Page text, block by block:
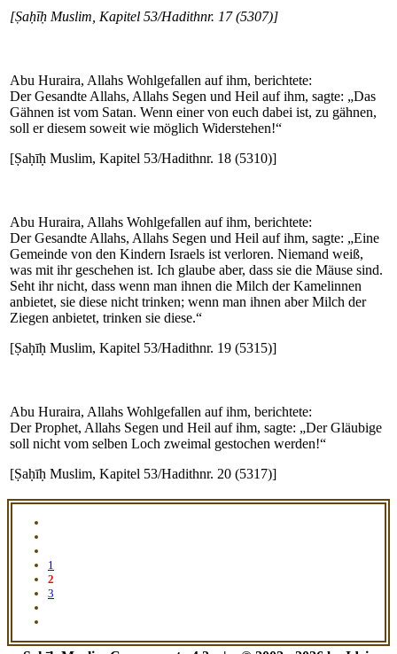
[Ṣaḥīḥ Muslim, Kapitel 53/Hadithnr. 17 (5307)]
Abu Huraira, Allahs Wohlgefallen auf ihm, berichtete:
Der Gesandte Allahs, Allahs Segen und Heil auf ihm, sagte: „Das
Gähnen ist vom Satan. Wenn einer von euch dabei ist, zu gähnen,
soll er diesem soweit wie möglich Widerstehen!“
[Ṣaḥīḥ Muslim, Kapitel 53/Hadithnr. 18 (5310)]
Abu Huraira, Allahs Wohlgefallen auf ihm, berichtete:
Der Gesandte Allahs, Allahs Segen und Heil auf ihm, sagte: „Eine
Gemeinde von den Kindern Israels ist verloren. Niemand weiß,
was mit ihr geschehen ist. Ich glaube aber, dass sie die Mäuse sind.
Seht ihr nicht, dass wenn man ihnen die Milch der Kamelinnen
anbietet, sie diese nicht trinken; wenn man ihnen aber Milch der
Ziegen anbietet, trinken sie diese.“
[Ṣaḥīḥ Muslim, Kapitel 53/Hadithnr. 19 (5315)]
Abu Huraira, Allahs Wohlgefallen auf ihm, berichtete:
Der Prophet, Allahs Segen und Heil auf ihm, sagte: „Der Gläubige
soll nicht vom selben Loch zweimal gestochen werden!“
[Ṣaḥīḥ Muslim, Kapitel 53/Hadithnr. 20 (5317)]
1
2
3